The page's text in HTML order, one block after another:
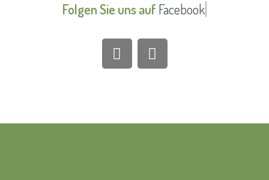
Folgen Sie uns auf Facebook.